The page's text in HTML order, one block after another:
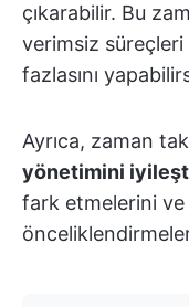
çıkarabilir. Bu
verimsiz süreçleri
fazlasını
Ayrıca, zaman
yönetimini
fark etmelerini